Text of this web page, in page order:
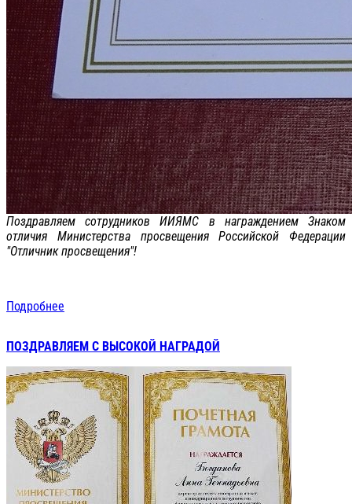
Поздравляем сотрудников ИИЯМС в награждением Знаком
отличия Министерства просвещения Российской Федерации
"Отличник просвещения"!
Подробнее
ПОЗДРАВЛЯЕМ С ВЫСОКОЙ НАГРАДОЙ